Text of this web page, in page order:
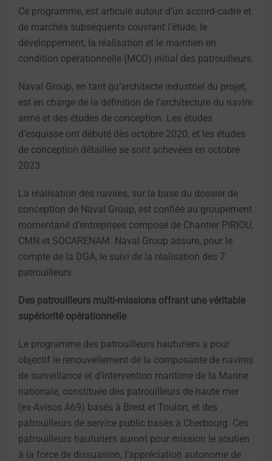
Ce programme, est articulé autour d’un accord-cadre et
de marchés subséquents couvrant l’étude, le
développement, la réalisation et le maintien en
condition opérationnelle (MCO) initial des patrouilleurs.
Naval Group, en tant qu’architecte industriel du projet,
est en charge de la définition de l’architecture du navire
armé et des études de conception. Les études
d’esquisse ont débuté dès octobre 2020, et les études
de conception détaillée se sont achevées en octobre
2023.
La réalisation des navires, sur la base du dossier de
conception de Naval Group, est confiée au groupement
momentané d’entreprises composé de Chantier PIRIOU,
CMN et SOCARENAM. Naval Group assure, pour le
compte de la DGA, le suivi de la réalisation des 7
patrouilleurs.
Des patrouilleurs multi-missions offrant une véritable
supériorité opérationnelle
Le programme des patrouilleurs hauturiers a pour
objectif le renouvellement de la composante de navires
de surveillance et d’intervention maritime de la Marine
nationale, constituée des patrouilleurs de haute mer
(ex-Avisos A69) basés à Brest et Toulon, et des
patrouilleurs de service public basés à Cherbourg. Ces
patrouilleurs hauturiers auront pour mission le soutien
à la force de dissuasion, l’appréciation autonome de